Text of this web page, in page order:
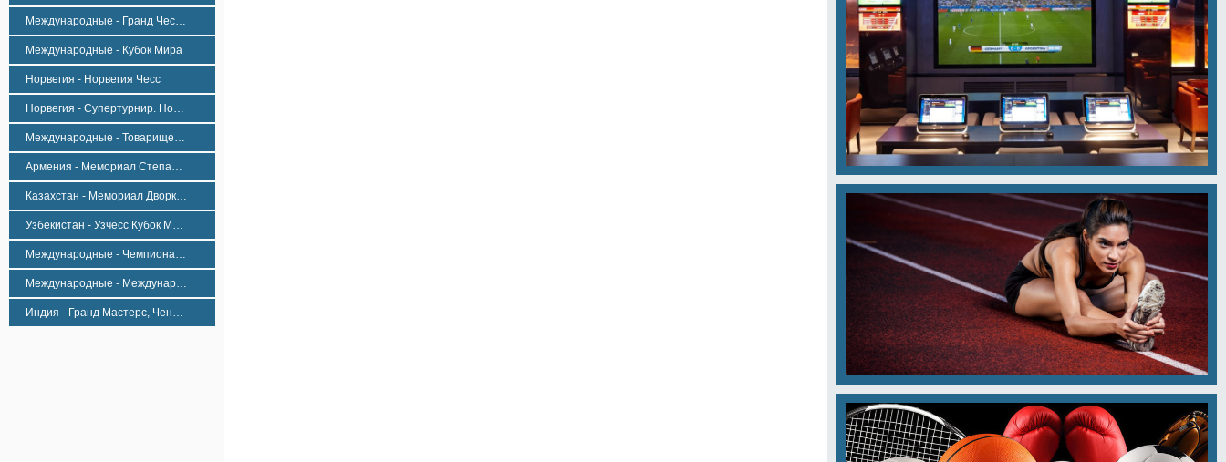
Международные - Гранд Чесс Тур
Международные - Кубок Мира
Норвегия - Норвегия Чесс
Норвегия - Супертурнир. Норвегия Чесс 2026, Победитель, Женщины
Международные - Товарищеские Матчи
Армения - Мемориал Степана Авагяна
Казахстан - Мемориал Дворковича Актобе
Узбекистан - Узчесс Кубок Мастерс
Международные - Чемпионат По Быстрым Шахматам, Женщины
Международные - Международный Турнир Классические Шахматы Биль
Индия - Гранд Мастерс, Ченнаи